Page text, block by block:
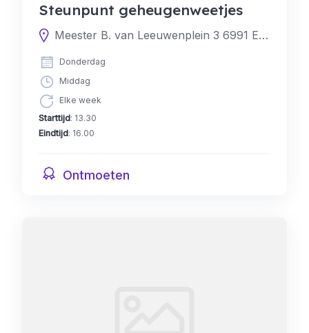
Steunpunt geheugenweetjes
Meester B. van Leeuwenplein 3 6991 EW Rheden, Nederland
Donderdag
Middag
Elke week
Starttijd: 13.30
Eindtijd: 16.00
Ontmoeten